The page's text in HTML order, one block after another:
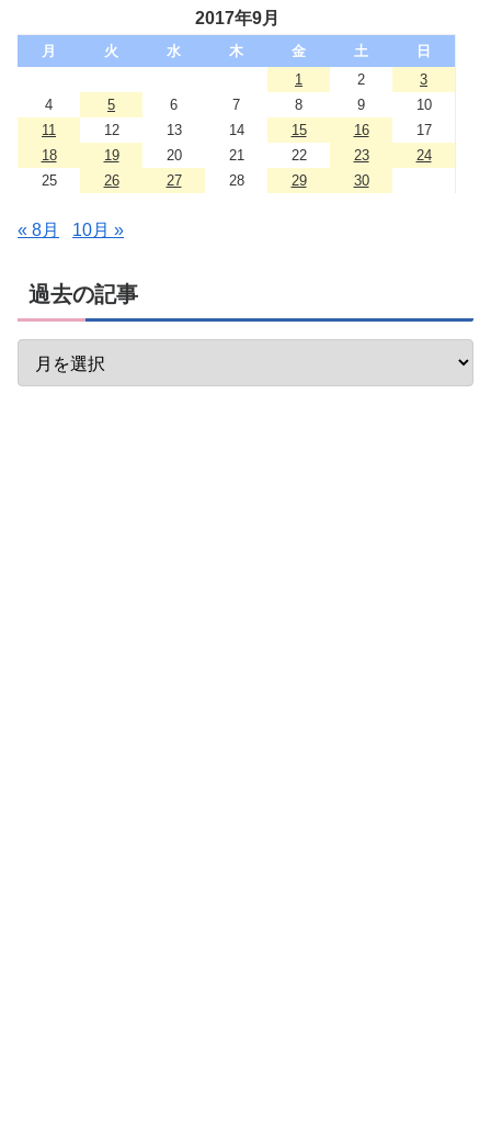
2017年9月
月 火 水 木 金 土
日
1
2
3
4
5 6 7 8 9
10
11
12 13 14 15 16
17
18
19 20 21 22 23
24
25
26 27 28 29 30
« 8月 10月 »
過去の記事